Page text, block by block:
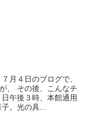
月４日のブログで、
、 その後、こんなチ
午後３時、本館通用
。光の具...